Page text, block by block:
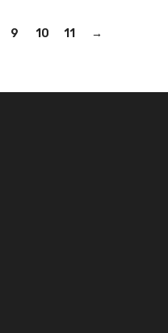
9 10 11 →